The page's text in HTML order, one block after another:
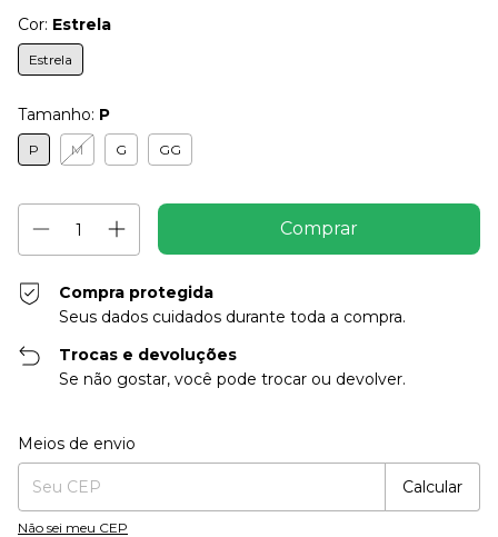
Cor: Estrela
Estrela
Tamanho: P
P M G GG
Compra protegida
Seus dados cuidados durante toda a compra.
Trocas e devoluções
Se não gostar, você pode trocar ou devolver.
Entregas para o CEP:
Meios de envio
Calcular
Não sei meu CEP